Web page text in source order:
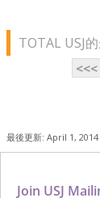
TOTAL USJ
<<<
最後更新: April 1,
Join USJ